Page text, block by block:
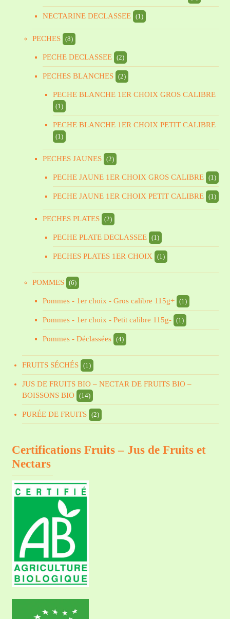
NECTARINE DECLASSEE (1)
PECHES (8)
PECHE DECLASSEE (2)
PECHES BLANCHES (2)
PECHE BLANCHE 1ER CHOIX GROS CALIBRE
(1)
PECHE BLANCHE 1ER CHOIX PETIT CALIBRE
(1)
PECHES JAUNES (2)
PECHE JAUNE 1ER CHOIX GROS CALIBRE (1)
PECHE JAUNE 1ER CHOIX PETIT CALIBRE (1)
PECHES PLATES (2)
PECHE PLATE DECLASSEE (1)
PECHES PLATES 1ER CHOIX (1)
POMMES (6)
Pommes - 1er choix - Gros calibre 115g+ (1)
Pommes - 1er choix - Petit calibre 115g- (1)
Pommes - Déclassées (4)
FRUITS SÉCHÉS (1)
JUS DE FRUITS BIO – NECTAR DE FRUITS BIO –
BOISSONS BIO
(14)
PURÉE DE FRUITS (2)
Certifications Fruits – Jus de Fruits et
Nectars